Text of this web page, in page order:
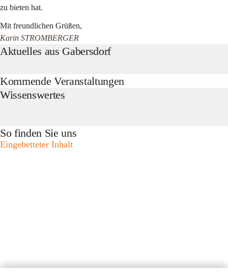
zu bieten hat.
Mit freundlichen Grüßen,
Karin STROMBERGER
Aktuelles aus Gabersdorf
Kommende Veranstaltungen
Wissenswertes
So finden Sie uns
Eingebetteter Inhalt